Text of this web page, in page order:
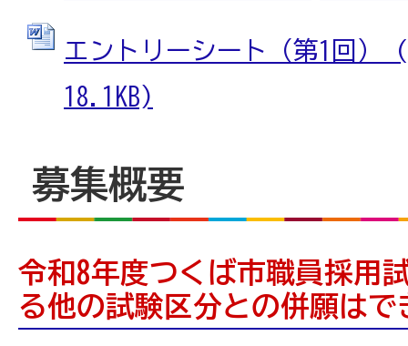
エントリーシート（第1回）
18.1KB)
募集概要
令和8年度つくば市職員採用
る他の試験区分との併願はで